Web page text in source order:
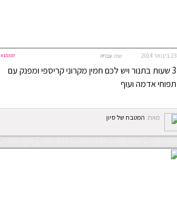
23 בינואר 2014 #15337 שפה: עברית
3 שעות בתנור ויש לכם חמין מקרוני קריספי ומפנק עם
תפוחי אדמה ועוף
מאת: המטבח של סיון